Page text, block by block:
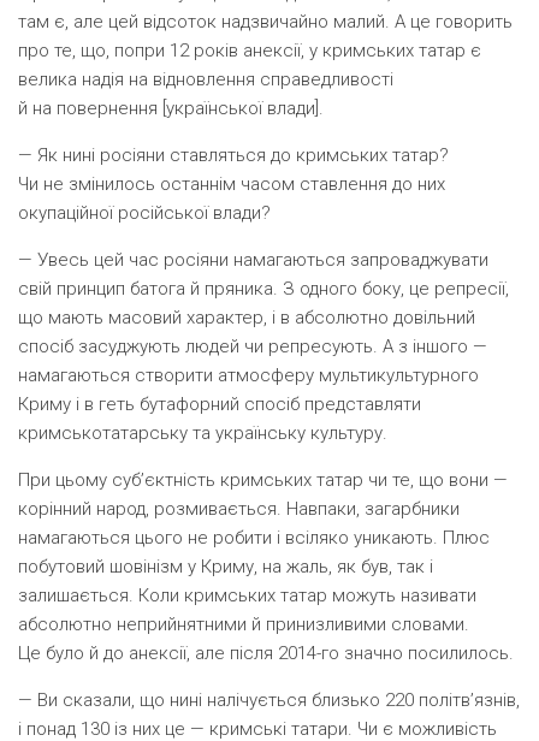
там є, але цей відсоток надзвичайно малий. А це говорить
про те, що, попри 12 років анексії, у кримських татар є
велика надія на відновлення справедливості
й на повернення [ української влади ].
— Як нині росіяни ставляться до кримських татар?
Чи не змінилось останнім часом ставлення до них
окупаційної російської влади?
— Увесь цей час росіяни намагаються запроваджувати
свій принцип батога й пряника. З одного боку, це репресії,
що мають масовий характер, і в абсолютно довільний
спосіб засуджують людей чи репресують. А з іншого —
намагаються створити атмосферу мультикультурного
Криму і в геть бутафорний спосіб представляти
кримськотатарську та українську культуру.
При цьому суб’єктність кримських татар чи те, що вони —
корінний народ, розмивається. Навпаки, загарбники
намагаються цього не робити і всіляко уникають. Плюс
побутовий шовінізм у Криму, на жаль, як був, так і
залишається. Коли кримських татар можуть називати
абсолютно неприйнятними й принизливими словами.
Це було й до анексії, але після 2014-го значно посилилось.
— Ви сказали, що нині налічується близько 220 політв’язнів,
і понад 130 із них це — кримські татари. Чи є можливість